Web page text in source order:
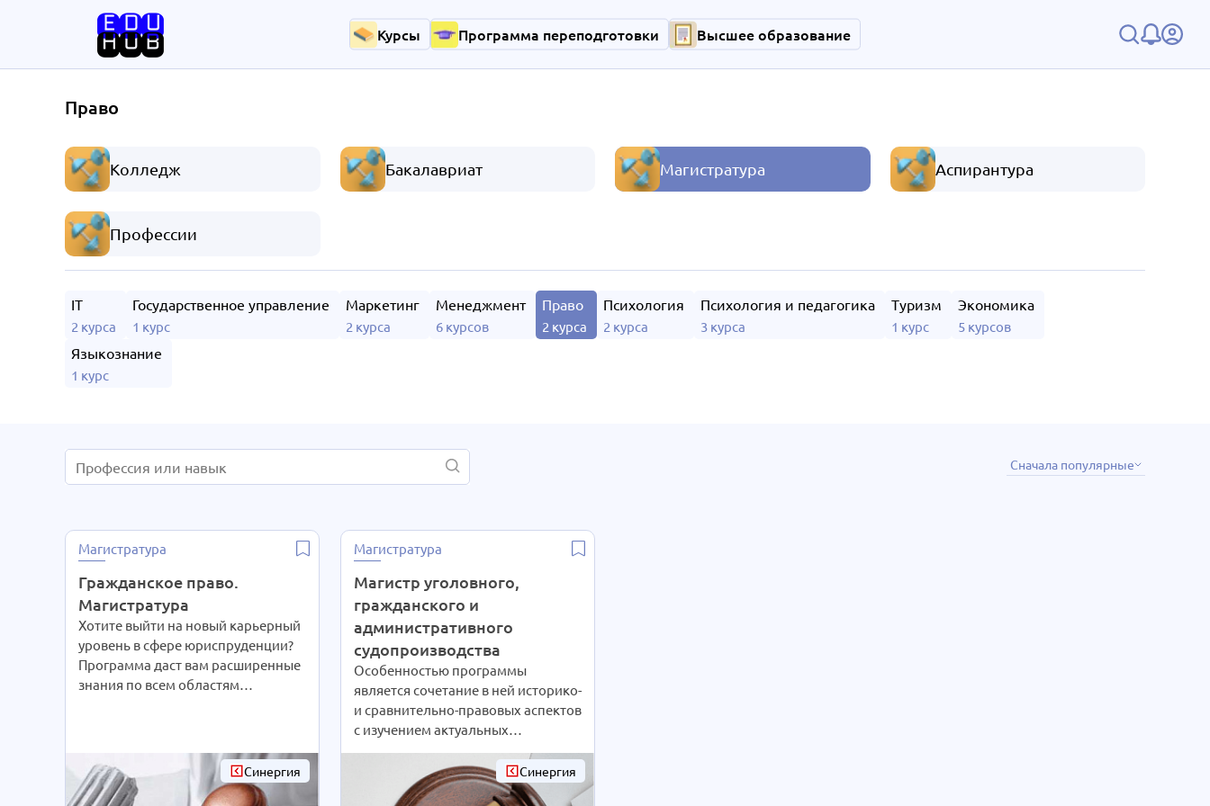
Курсы Программа переподготовки Высшее образование
Право
Колледж Бакалавриат Магистратура Аспирантура
Профессии
IT
2 курса
Государственное управление
1 курс
Маркетинг
2 курса
Менеджмент
6 курсов
Право
2 курса
Психология
2 курса
Психология и педагогика
3 курса
Туризм
1 курс
Экономика
5 курсов
Языкознание
1 курс
Сначала популярные
Синергия
Магистратура
Гражданское право.
Магистратура
Хотите выйти на новый карьерный
уровень в сфере юриспруденции?
Программа даст вам расширенные
знания по всем областям
семейного права, тонкости
регулирования финансовых сделок
Синергия
Магистратура
Магистр уголовного,
гражданского и
административного
судопроизводства
Особенностью программы
является сочетание в ней историко-
и сравнительно-правовых аспектов
с изучением актуальных
практических вопросов. В рамках
магистерской программы
предполагается детальное